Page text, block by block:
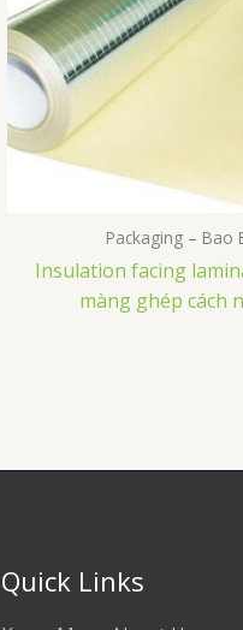
Packaging – Bao
Insulation facing
màng ghép cách
Quick Links